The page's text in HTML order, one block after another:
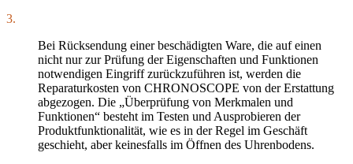
3.
Bei Rücksendung einer beschädigten Ware, die auf einen
nicht nur zur Prüfung der Eigenschaften und Funktionen
notwendigen Eingriff zurückzuführen ist, werden die
Reparaturkosten von CHRONOSCOPE von der Erstattung
abgezogen. Die „Überprüfung von Merkmalen und
Funktionen“ besteht im Testen und Ausprobieren der
Produktfunktionalität, wie es in der Regel im Geschäft
geschieht, aber keinesfalls im Öffnen des Uhrenbodens.